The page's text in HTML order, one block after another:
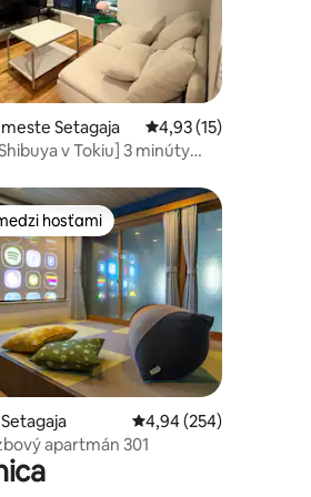
z 5, počet hodnotení: 78
Setagaja Priemerné
4,93 (15)
v Tokiu] 3 minúty
pre 6 osôb Rýchle Wi-Fi
5 z 5, počet hodnotení: 15
hosťami
hosťami
Priemerné
4,94 (254)
apartmán 301